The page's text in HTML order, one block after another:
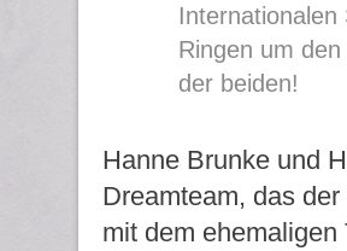
Ringen um
der beiden!
Hanne Brunke und
Dreamteam, das
mit dem